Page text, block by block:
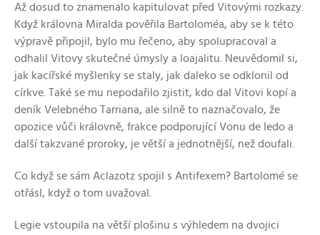
Až dosud to znamenalo kapitulovat před Vitovými rozkazy.
Když královna Miralda pověřila Bartoloméa, aby se k této
výpravě připojil, bylo mu řečeno, aby spolupracoval a
odhalil Vitovy skutečné úmysly a loajalitu. Neuvědomil si,
jak kacířské myšlenky se staly, jak daleko se odklonil od
církve. Také se mu nepodařilo zjistit, kdo dal Vitovi kopí a
deník Velebného Tarriana, ale silně to naznačovalo, že
opozice vůči královně, frakce podporující Vonu de Iedo a
další takzvané proroky, je větší a jednotnější, než doufali.
Co když se sám Aclazotz spojil s Antifexem? Bartolomé se
otřásl, když o tom uvažoval.
Legie vstoupila na větší plošinu s výhledem na dvojici